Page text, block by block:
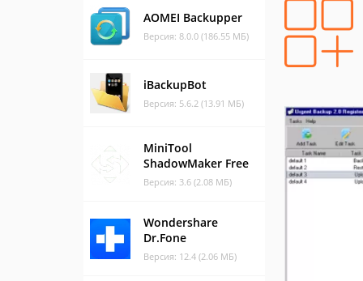
AOMEI Backupper
Версия: 8.0.0 (186.55 МБ)
iBackupBot
Версия: 5.6.2 (13.91 МБ)
MiniTool
ShadowMaker Free
Версия: 3.6 (2.08 МБ)
Wondershare
Dr.Fone
Версия: 12.4 (2.06 МБ)